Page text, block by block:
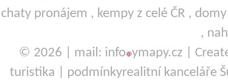
chaty pronájem , kempy z celé ČR ,
,
© 2026 | mail: info ymapy.cz |
turistika
podmínkyrealitní kanceláře